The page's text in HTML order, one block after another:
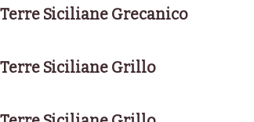
Terre Siciliane Grecanico
Terre Siciliane Grillo